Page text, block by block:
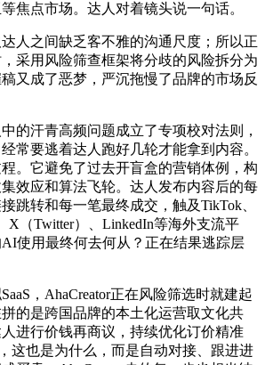
焦点市场。达人对着镜头说一句话。
之间缺乏客不雅的沟通尺度；所以正
采用风险筛查框架将分歧的风险拆分为
又成了恶梦，严沉拖慢了品牌的市场反
汗青高频问题成立了专项校对法则，
常要逃着达人跑好几轮才能拿到内容。
。它避免了过去开盲盒的营销体例，构
效应和算法飞轮。达人发布内容后的每
跳转和每一笔最终成交，触及TikTok、
X（Twitter）、LinkedIn等海外支流平
使用最终何去何从？正在结果逃踪层
，AhaCreator正在风险筛选时就建起
的是跨国品牌的本土化运营取文化共
进行价钱再商议，持续优化订价精准
这也是为什么，而是自动对接、跟进进